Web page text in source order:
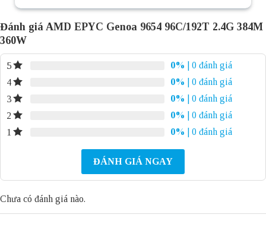
Đánh giá AMD EPYC Genoa 9654 96C/192T 2.4G 384M
360W
5 0%
| 0 đánh giá
4
0%
| 0 đánh giá
3
0%
| 0 đánh giá
2
0%
| 0 đánh giá
1
0% | 0 đánh giá
ĐÁNH GIÁ NGAY
Chưa có đánh giá nào.